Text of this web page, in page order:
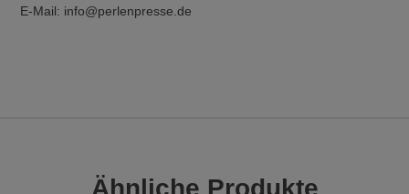
E-Mail: info@perlenpresse.de
Ähnliche Produkte